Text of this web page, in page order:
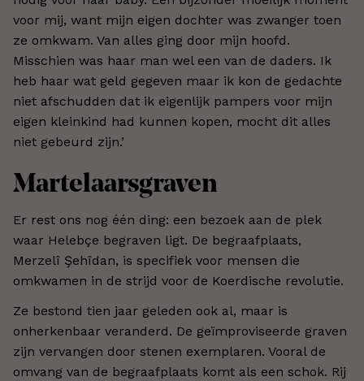
voor mij, want mijn eigen dochter was zwanger toen
ze omkwam. Van alles ging door mijn hoofd.
Misschien was haar man wel een van de daders. Ik
heb haar wat geld gegeven maar ik kon de gedachte
niet afschudden dat ik eigenlijk pampers voor mijn
eigen kleinkind had kunnen kopen, mocht dit alles
niet gebeurd zijn.’
Martelaarsgraven
Er rest ons nog één ding: een bezoek aan de plek
waar Helebçe begraven ligt. De begraafplaats,
Merzelî Şehîdan, is specifiek voor mensen die
omkwamen in de strijd voor de Koerdische revolutie.
Ze bestond tien jaar geleden ook al, maar is
onherkenbaar veranderd. De geïmproviseerde graven
zijn vervangen door stenen exemplaren. Vooral de
omvang van de begraafplaats komt als een schok. Rij